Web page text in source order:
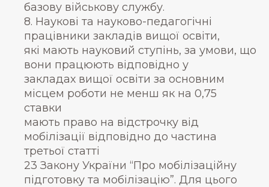
базову військову службу.
8. Наукові та науково-педагогічні
працівники закладів вищої освіти,
які мають науковий ступінь, за умови, що
вони працюють відповідно у
закладах вищої освіти за основним
місцем роботи не менш як на 0,75
ставки
мають право на відстрочку від
мобілізації відповідно до частина
третьої статті
23 Закону України “Про мобілізаційну
підготовку та мобілізацію”. Для цього